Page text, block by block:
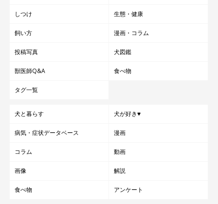
しつけ 生態・健康
飼い方 漫画・コラム
投稿写真 犬図鑑
獣医師Q&A 食べ物
タグ一覧
犬と暮らす 犬が好き♥
病気・症状データベース 漫画
コラム 動画
画像 解説
食べ物 アンケート